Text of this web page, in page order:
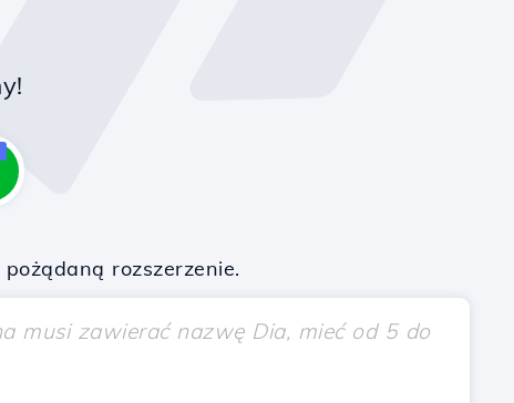
rozszerzenie.